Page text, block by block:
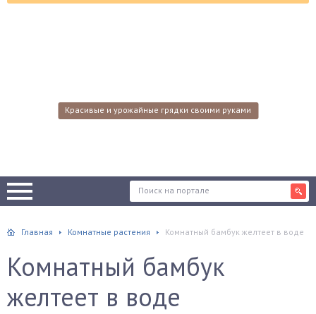
Красивые и урожайные грядки своими руками
Главная Комнатные растения Комнатный бамбук желтеет в воде
Комнатный бамбук
желтеет в воде